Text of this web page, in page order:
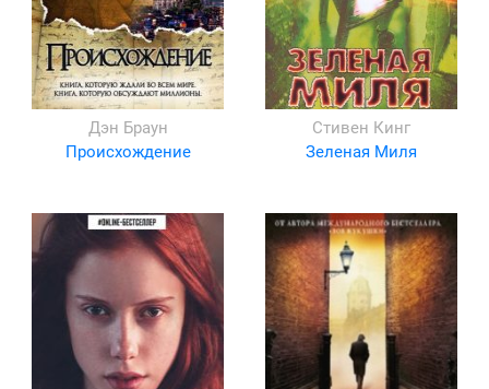
Дэн Браун
Происхождение
Стивен Кинг
Зеленая Миля